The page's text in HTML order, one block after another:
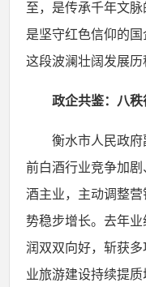
至，是传承千年文脉
是坚守红色信仰的
这段波澜壮阔发展历
政企共鉴：八
衡水市人民政
前白酒行业竞争加
酒主业，主动调整
势稳步增长。去年
润双双向好，斩获
业旅游建设持续提